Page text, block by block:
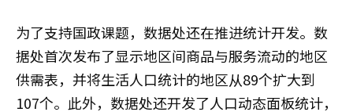
为了支持国政课题，数据处还在推进统计开发。数
据处首次发布了显示地区间商品与服务流动的地区
供需表，并将生活人口统计的地区从89个扩大到
107个。此外，数据处还开发了人口动态面板统计，